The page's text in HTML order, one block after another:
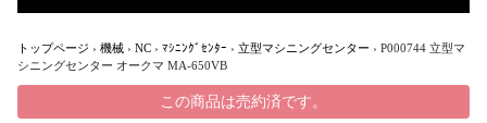
トップページ › 機械 › NC › ﾏｼﾆﾝｸﾞｾﾝﾀｰ › 立型マシニングセンター › P000744 立型マ
シニングセンター オークマ MA-650VB
この商品は売約済です。